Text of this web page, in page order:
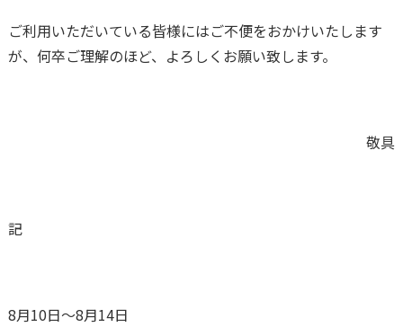
ご利用いただいている皆様にはご不便をおかけいたします
が、何卒ご理解のほど、よろしくお願い致します。
敬具
記
8月10日〜8月14日